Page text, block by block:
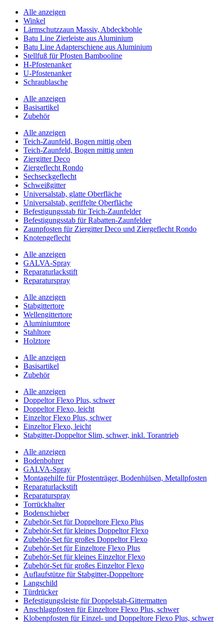
Alle anzeigen
Winkel
Lärmschutzzaun Massiv, Abdeckbohle
Batu Line Zierleiste aus Aluminium
Batu Line Adapterschiene aus Aluminium
Stellfuß für Pfosten Bambooline
H-Pfostenanker
U-Pfostenanker
Schraublasche
Alle anzeigen
Basisartikel
Zubehör
Alle anzeigen
Teich-Zaunfeld, Bogen mittig oben
Teich-Zaunfeld, Bogen mittig unten
Ziergitter Deco
Ziergeflecht Rondo
Sechseckgeflecht
Schweißgitter
Universalstab, glatte Oberfläche
Universalstab, geriffelte Oberfläche
Befestigungsstab für Teich-Zaunfelder
Befestigungsstab für Rabatten-Zaunfelder
Zaunpfosten für Ziergitter Deco und Ziergeflecht Rondo
Knotengeflecht
Alle anzeigen
GALVA-Spray
Reparaturlackstift
Reparaturspray
Alle anzeigen
Stabgittertore
Wellengittertore
Aluminiumtore
Stahltore
Holztore
Alle anzeigen
Basisartikel
Zubehör
Alle anzeigen
Doppeltor Flexo Plus, schwer
Doppeltor Flexo, leicht
Einzeltor Flexo Plus, schwer
Einzeltor Flexo, leicht
Stabgitter-Doppeltor Slim, schwer, inkl. Torantrieb
Alle anzeigen
Bodenbohrer
GALVA-Spray
Montagehilfe für Pfostenträger, Bodenhülsen, Metallpfosten
Reparaturlackstift
Reparaturspray
Torrückhalter
Bodenschieber
Zubehör-Set für Doppeltore Flexo Plus
Zubehör-Set für kleines Doppeltor Flexo
Zubehör-Set für großes Doppeltor Flexo
Zubehör-Set für Einzeltore Flexo Plus
Zubehör-Set für kleines Einzeltor Flexo
Zubehör-Set für großes Einzeltor Flexo
Auflaufstütze für Stabgitter-Doppeltore
Langschild
Türdrücker
Befestigungsleiste für Doppelstab-Gittermatten
Anschlagpfosten für Einzeltore Flexo Plus, schwer
Klobenpfosten für Einzel- und Doppeltore Flexo Plus, schwer